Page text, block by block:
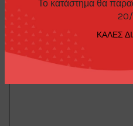
Το κατάστημα θα
ΚΑΛΕΣ
Manufacturer :